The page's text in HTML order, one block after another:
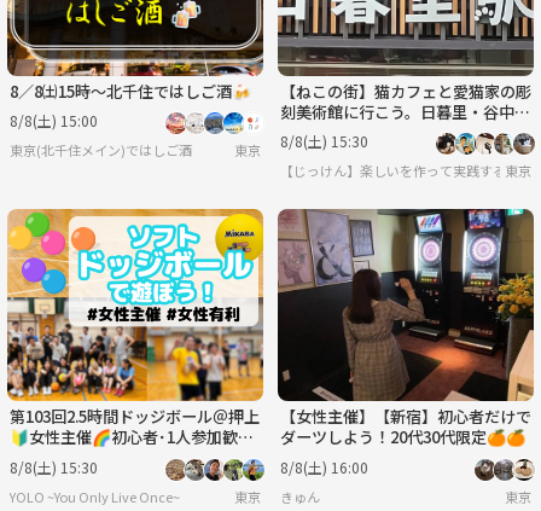
8／8㈯15時〜北千住ではしご酒🍻
8/8(土) 15:00
東京(北千住メイン)ではしご酒 東京
【ねこの街】猫カフェと愛猫家の彫
刻美術館に行こう。日暮里・谷中ぎ
んざ商店街を散策〈8月8日(土)15:3
0〉
8/8(土) 15:30
【じっけん】楽しいを作って実践する研究
東京
第103回2.5時間ドッジボール＠押上
🔰女性主催🌈初心者･1人参加歓迎
│国際交流🉑
8/8(土) 15:30
YOLO ~You Only Live Once~ 東京
【女性主催】【新宿】初心者だけで
ダーツしよう！20代30代限定🍊🍊
8/8(土) 16:00
きゅん 東京